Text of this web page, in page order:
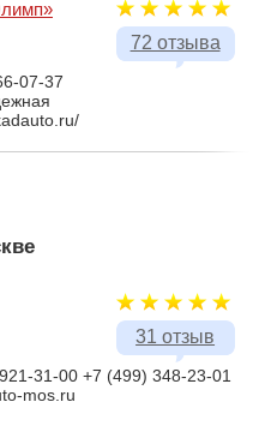
72 отзыва
07-37
31 отзыв
31-00 +7 (499) 348-23-01
mos.ru